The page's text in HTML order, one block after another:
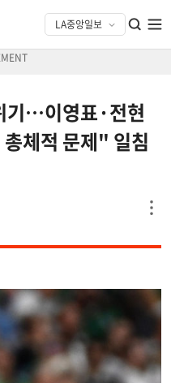
기…이영표·전현
체적 문제" 일침